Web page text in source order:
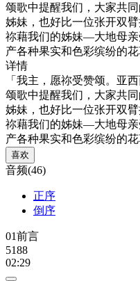
颂歌中提醒我们，大家共
姊妹，也好比一位张开双
祢藉我们的姊妹—大地母
产各种果实和色彩缤纷的花
详情
「我主，愿祢受赞颂。亚
颂歌中提醒我们，大家共
姊妹，也好比一位张开双
祢藉我们的姊妹—大地母
产各种果实和色彩缤纷的花
喜欢
音频(46)
正序
倒序
01前言
5188
02:29